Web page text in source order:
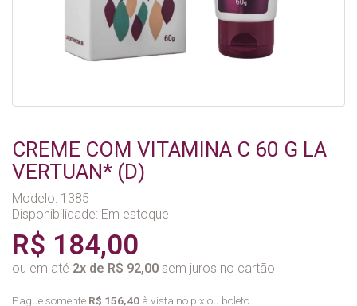
CREME COM VITAMINA C 60 G LA
VERTUAN* (D)
Modelo: 1385
Disponibilidade: Em estoque
R$ 184,00
ou em até 2x de R$ 92,00 sem juros no cartão
Pague somente R$ 156,40 à vista no pix ou boleto.